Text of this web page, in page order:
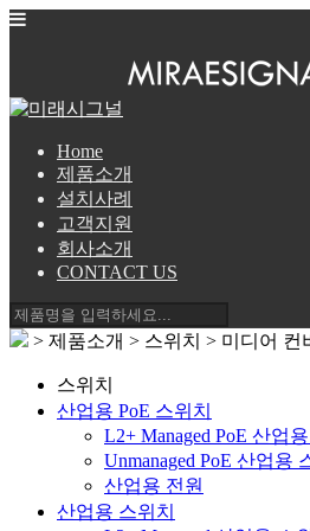
Home
제품소개
설치사례
고객지원
회사소개
CONTACT US
> 제품소개 > 스위치 > 미디어 컨
스위치
산업용 PoE 스위치
L2+ Managed PoE 산업
Unmanaged PoE 산업용
산업용 전원
산업용 스위치